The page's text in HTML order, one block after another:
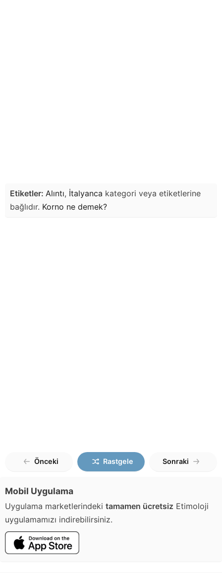
Etiketler: Alıntı, İtalyanca kategori veya etiketlerine
bağlıdır. Korno ne demek?
Önceki Rastgele Sonraki
Mobil Uygulama
Uygulama marketlerindeki tamamen ücretsiz Etimoloji
uygulamamızı indirebilirsiniz.